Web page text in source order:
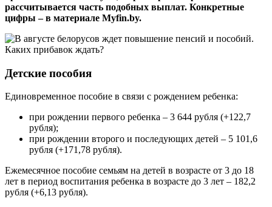
рассчитывается часть подобных выплат. Конкретные
цифры – в материале Myfin.by.
Детские пособия
Единовременное пособие в связи с рождением ребенка:
при рождении первого ребенка – 3 644 рубля (+122,7
рубля);
при рождении второго и последующих детей – 5 101,6
рубля (+171,78 рубля).
Ежемесячное пособие семьям на детей в возрасте от 3 до 18
лет в период воспитания ребенка в возрасте до 3 лет – 182,2
рубля (+6,13 рубля).